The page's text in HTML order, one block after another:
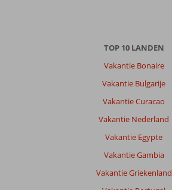
TOP 10 LANDEN
Vakantie Bonaire
Vakantie Bulgarije
Vakantie Curacao
Vakantie Nederland
Vakantie Egypte
Vakantie Gambia
Vakantie Griekenland